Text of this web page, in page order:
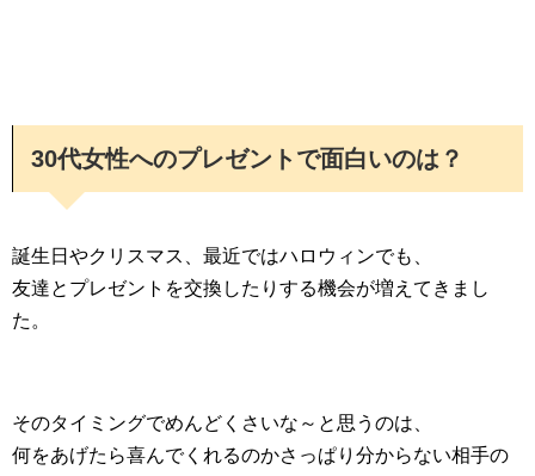
30代女性へのプレゼントで面白いのは？
誕生日やクリスマス、最近ではハロウィンでも、
友達とプレゼントを交換したりする機会が増えてきまし
た。
そのタイミングでめんどくさいな～と思うのは、
何をあげたら喜んでくれるのかさっぱり分からない相手の